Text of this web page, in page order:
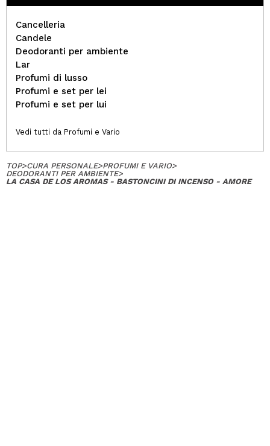
Cancelleria
Candele
Deodoranti per ambiente
Lar
Profumi di lusso
Profumi e set per lei
Profumi e set per lui
Vedi tutti da Profumi e Vario
TOP>CURA PERSONALE>PROFUMI E VARIO>
DEODORANTI PER AMBIENTE>
LA CASA DE LOS AROMAS - BASTONCINI DI INCENSO - AMORE